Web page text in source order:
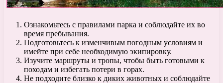
Ознакомьтесь с правилами парка и соблюдайте их во
время пребывания.
Подготовьтесь к изменчивым погодным условиям и
имейте при себе необходимую экипировку.
Изучите маршруты и тропы, чтобы быть готовыми к
походам и избегать потери в горах.
Не подходите близко к диких животных и соблюдайте